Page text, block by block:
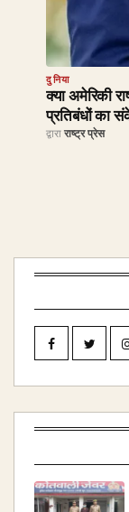
दुनिया
क्या अमेरिकी
प्रतिबंधों का
द्वारा राष्ट्र प्रेस